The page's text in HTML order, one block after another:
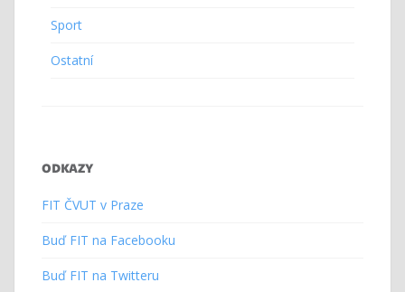
Sport
Ostatní
ODKAZY
FIT ČVUT v Praze
Buď FIT na Facebooku
Buď FIT na Twitteru